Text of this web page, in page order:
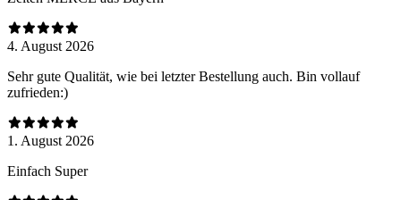
4. August 2026
Sehr gute Qualität, wie bei letzter Bestellung auch. Bin vollauf
zufrieden:)
1. August 2026
Einfach Super